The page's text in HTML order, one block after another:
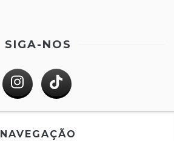
SIGA-NOS
NAVEGAÇÃO